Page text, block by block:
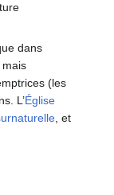
dans
(les
L’Église
, et